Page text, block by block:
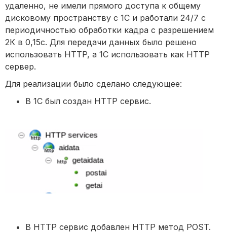
удаленно, не имели прямого доступа к общему
дисковому пространству с 1С и работали 24/7 с
периодичностью обработки кадра с разрешением
2К в 0,15с. Для передачи данных было решено
использовать HTTP, а 1С использовать как HTTP
сервер.
Для реализации было сделано следующее:
В 1С был создан HTTP сервис.
В HTTP сервис добавлен HTTP метод POST.